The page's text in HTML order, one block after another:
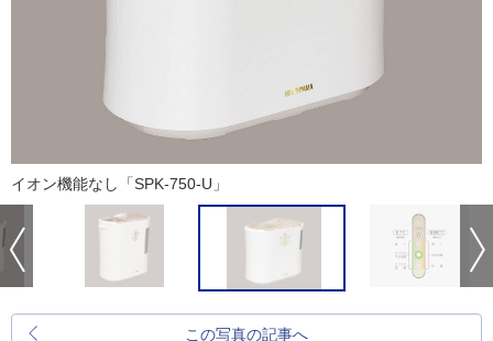
イオン機能なし「SPK-750-U」
この写真の記事へ